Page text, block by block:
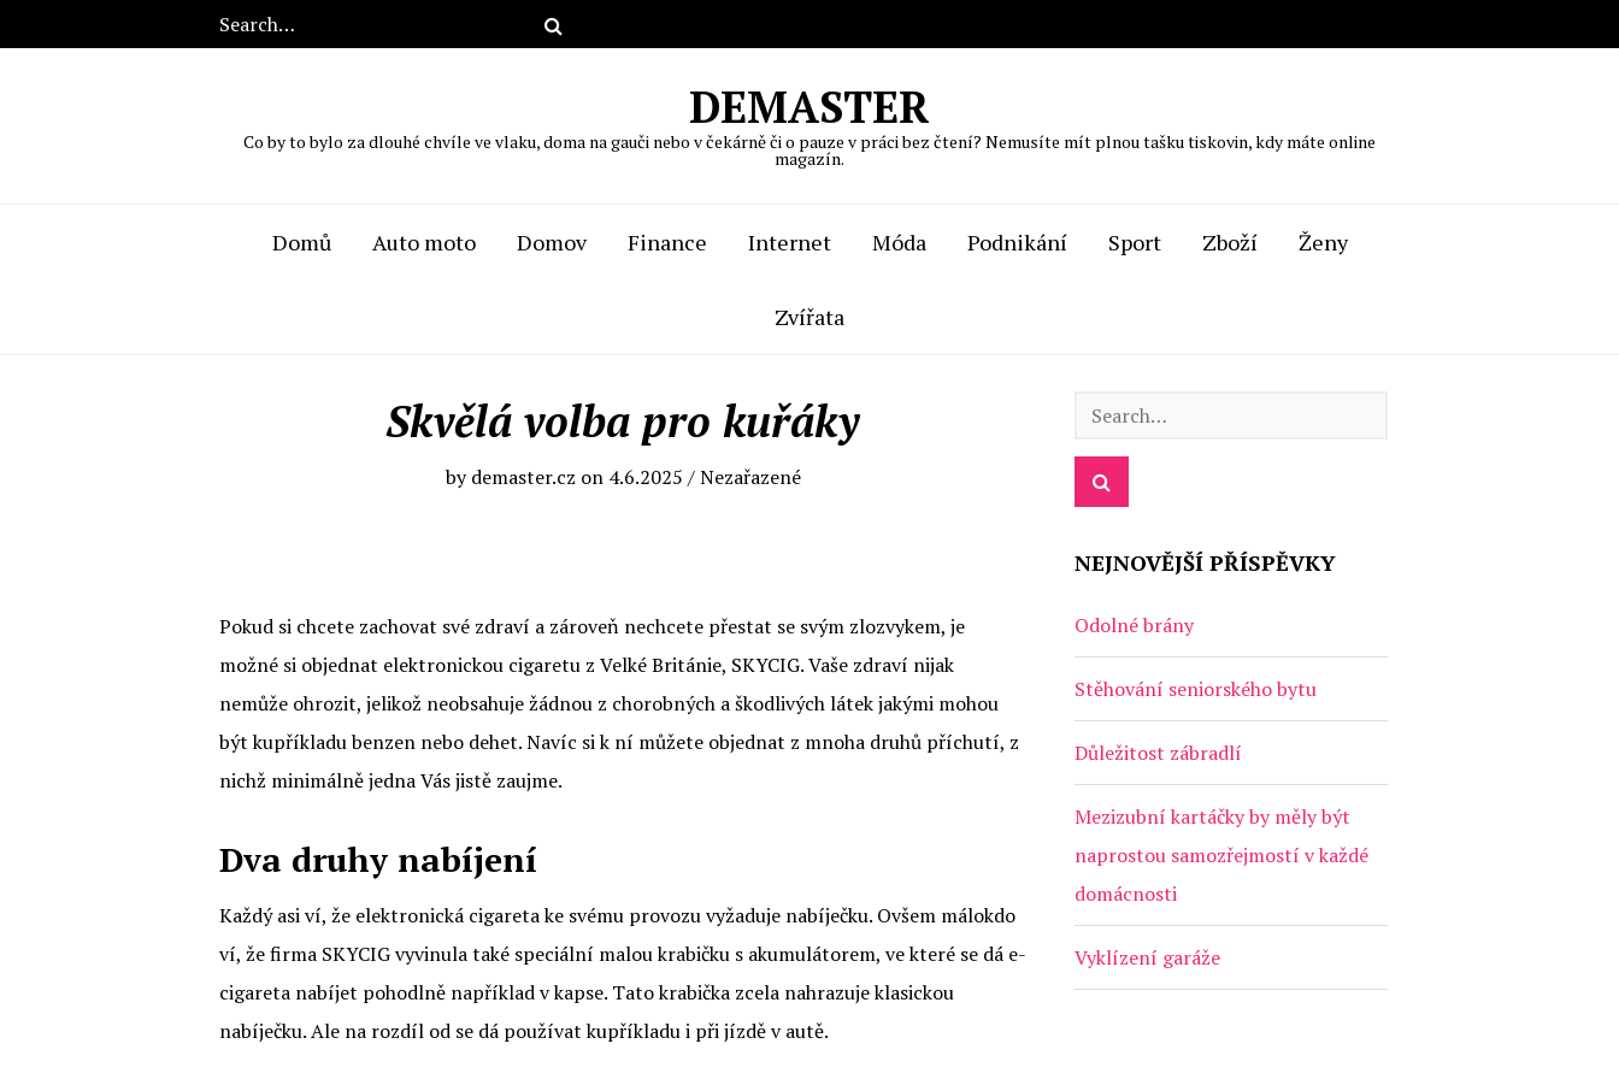
DEMASTER
Co by to bylo za dlouhé chvíle ve vlaku, doma na gauči nebo v čekárně či o pauze v práci bez čtení? Nemusíte mít plnou tašku tiskovin, kdy máte online
magazín.
Domů Auto moto Domov Finance Internet Móda Podnikání Sport Zboží Ženy
Zvířata
Skvělá volba pro kuřáky
bydemaster.cz on 4.6.2025 / Nezařazené
Pokud si chcete zachovat své zdraví a zároveň nechcete přestat se svým zlozvykem, je
možné si objednat elektronickou cigaretu z Velké Británie, SKYCIG. Vaše zdraví nijak
nemůže ohrozit, jelikož neobsahuje žádnou z chorobných a škodlivých látek jakými mohou
být kupříkladu benzen nebo dehet. Navíc si k ní můžete objednat z mnoha druhů příchutí, z
nichž minimálně jedna Vás jistě zaujme.
Dva druhy nabíjení
Každý asi ví, že elektronická cigareta ke svému provozu vyžaduje nabíječku. Ovšem málokdo
ví, že firma SKYCIG vyvinula také speciální malou krabičku s akumulátorem, ve které se dá e-
cigareta nabíjet pohodlně například v kapse. Tato krabička zcela nahrazuje klasickou
nabíječku. Ale na rozdíl od se dá používat kupříkladu i při jízdě v autě.
NEJNOVĚJŠÍ PŘÍSPĚVKY
Odolné brány
Stěhování seniorského bytu
Důležitost zábradlí
Mezizubní kartáčky by měly být
naprostou samozřejmostí v každé
domácnosti
Vyklízení garáže